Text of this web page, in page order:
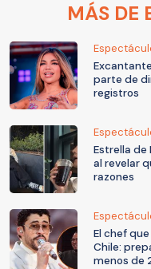
MÁS DE
parte de
registros
Estrella de
al revelar
razones
El chef
Chile:
menos de